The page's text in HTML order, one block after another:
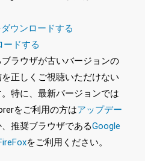
ウンロードする
ードする
ラウザが古いバージョンの
正しくご視聴いただけない
特に、最新バージョンでは
をご利用の方はアップデー
推奨ブラウザであるGoogle
をご利用ください。